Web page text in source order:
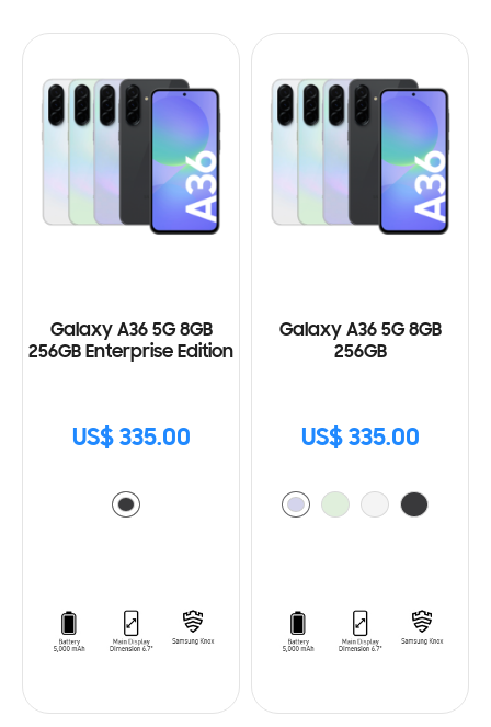
Galaxy A36 5G 8GB
256GB Enterprise Edition
US$ 335.00
Galaxy A36 5G 8GB
256GB
US$ 335.00